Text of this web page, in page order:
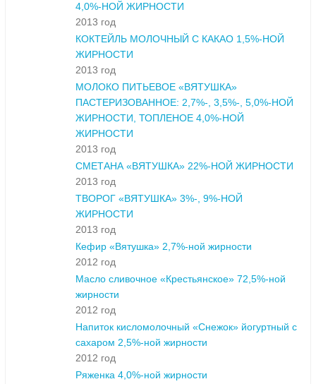
4,0%-НОЙ ЖИРНОСТИ
2013 год
КОКТЕЙЛЬ МОЛОЧНЫЙ С КАКАО 1,5%-НОЙ
ЖИРНОСТИ
2013 год
МОЛОКО ПИТЬЕВОЕ «ВЯТУШКА»
ПАСТЕРИЗОВАННОЕ: 2,7%-, 3,5%-, 5,0%-НОЙ
ЖИРНОСТИ, ТОПЛЕНОЕ 4,0%-НОЙ
ЖИРНОСТИ
2013 год
СМЕТАНА «ВЯТУШКА» 22%-НОЙ ЖИРНОСТИ
2013 год
ТВОРОГ «ВЯТУШКА» 3%-, 9%-НОЙ
ЖИРНОСТИ
2013 год
Кефир «Вятушка» 2,7%-ной жирности
2012 год
Масло сливочное «Крестьянское» 72,5%-ной
жирности
2012 год
Напиток кисломолочный «Снежок» йогуртный с
сахаром 2,5%-ной жирности
2012 год
Ряженка 4,0%-ной жирности